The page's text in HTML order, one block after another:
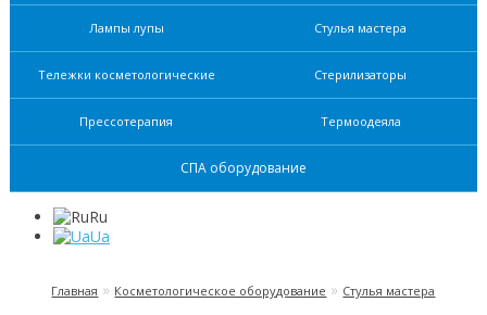
Лампы лупы Стулья мастера
Тележки косметологические Стерилизаторы
Прессотерапия Термоодеяла
СПА оборудование
Ru
Ua
Главная » Косметологическое оборудование » Стулья мастера